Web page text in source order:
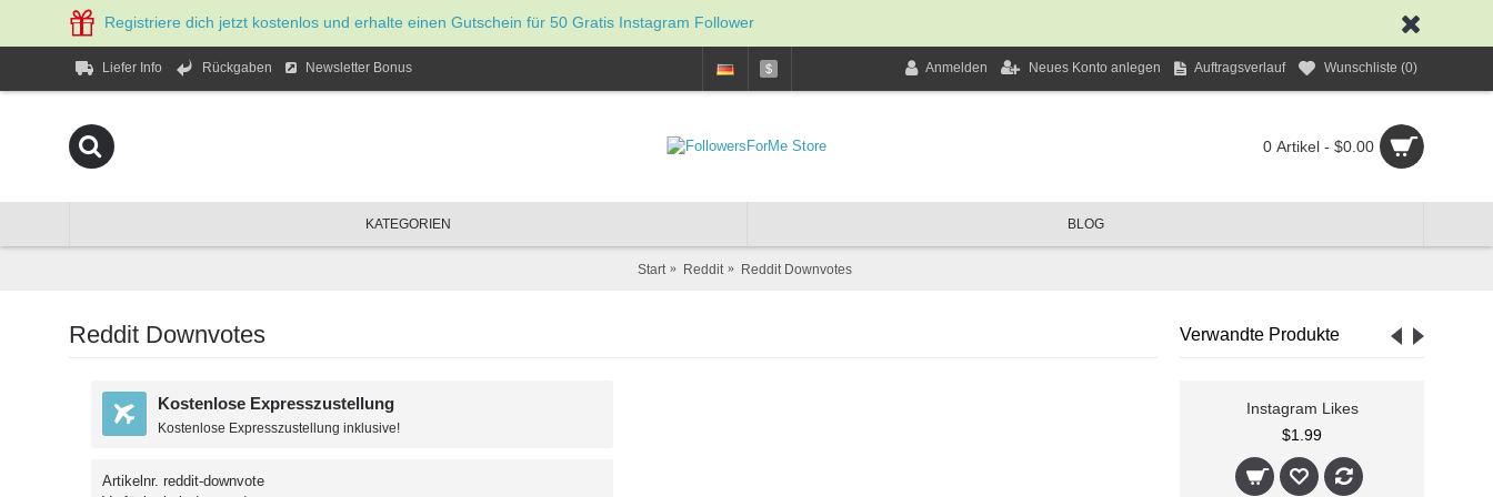
Registriere dich jetzt kostenlos und erhalte einen Gutschein für 50 Gratis Instagram Follower
Liefer Info Rückgaben Newsletter Bonus $ Anmelden Neues Konto anlegen Auftragsverlauf Wunschliste (0)
0 Artikel - $0.00
KATEGORIEN BLOG
Start Reddit Reddit Downvotes
Verwandte Produkte
Instagram Likes
$1.99
Reddit Downvotes
Kostenlose Expresszustellung
Kostenlose Expresszustellung inklusive!
Artikelnr. reddit-downvote